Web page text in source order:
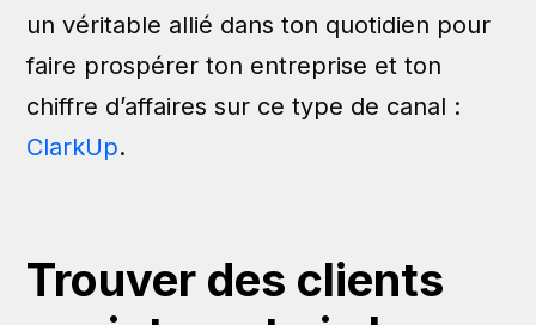
un véritable allié dans ton quotidien pour
faire prospérer ton entreprise et ton
chiffre d’affaires sur ce type de canal :
ClarkUp.
Trouver des clients